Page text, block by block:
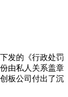
发的《行政处罚
由私人关系盖章
板公司付出了沉